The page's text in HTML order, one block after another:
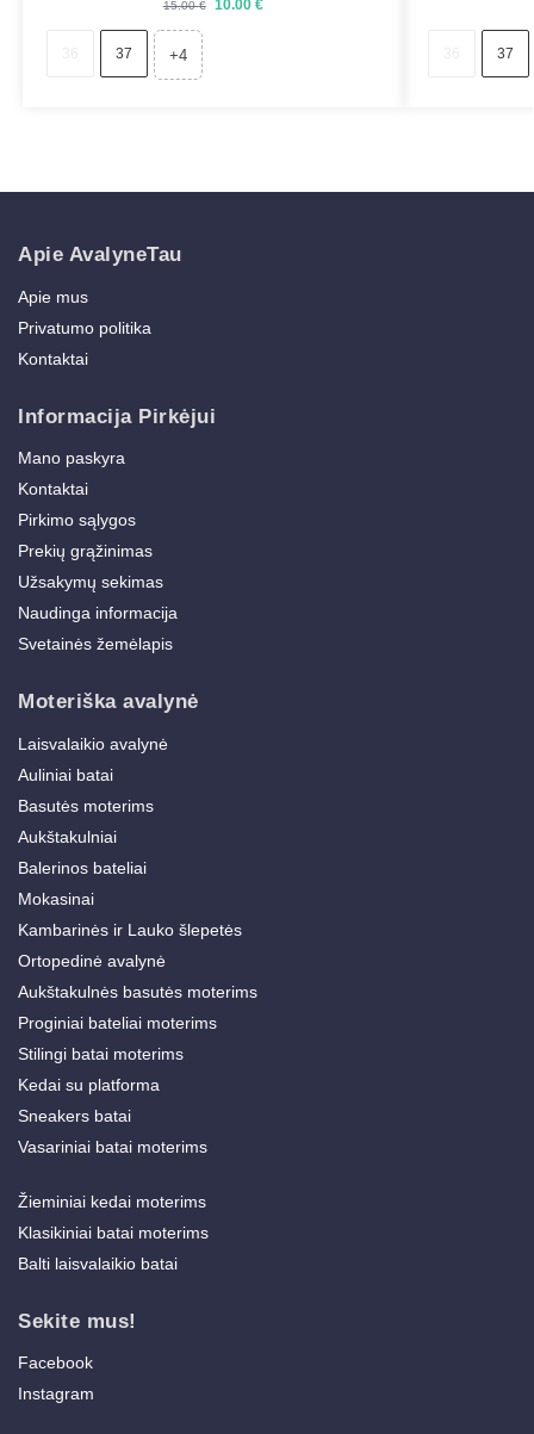
15.00€ 10.00 €
37 +4 37
Apie AvalyneTau
Apie mus
Privatumo politika
Kontaktai
Informacija Pirkėjui
Mano paskyra
Kontaktai
Pirkimo sąlygos
Prekių grąžinimas
Užsakymų sekimas
Naudinga informacija
Svetainės žemėlapis
Moteriška avalynė
Laisvalaikio avalynė
Auliniai batai
Basutės moterims
Aukštakulniai
Balerinos bateliai
Mokasinai
Kambarinės ir Lauko šlepetės
Ortopedinė avalynė
Aukštakulnės basutės moterims
Proginiai bateliai moterims
Stilingi batai moterims
Kedai su platforma
Sneakers batai
Vasariniai batai moterims
Žieminiai kedai moterims
Klasikiniai batai moterims
Balti laisvalaikio batai
Sekite mus!
Facebook
Instagram